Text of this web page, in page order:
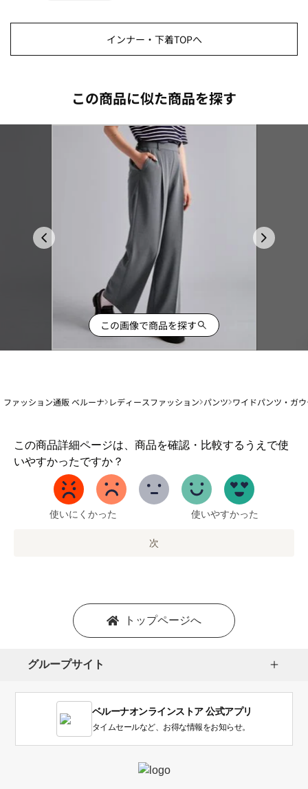
インナー・下着TOPへ
この商品に似た商品を探す
この画像で商品を探す
ファッション通販 ベルーナ レディースファッション パンツ ワイドパンツ・ガ
この商品詳細ページは、商品を確認・比較するうえで使
いやすかったですか？
1
か
い
使いにくかった 使いやすかった
次
トップページへ
グループサイト
ベルーナオンラインストア 公式アプリ
タイムセールなど、お得な情報をお知らせ。